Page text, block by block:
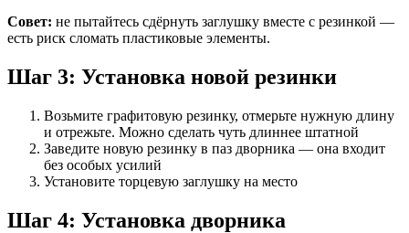
Совет: не пытайтесь сдёрнуть заглушку вместе с резинкой —
есть риск сломать пластиковые элементы.
Шаг 3: Установка новой резинки
Возьмите графитовую резинку, отмерьте нужную длину
и отрежьте. Можно сделать чуть длиннее штатной
Заведите новую резинку в паз дворника — она входит
без особых усилий
Установите торцевую заглушку на место
Шаг 4: Установка дворника